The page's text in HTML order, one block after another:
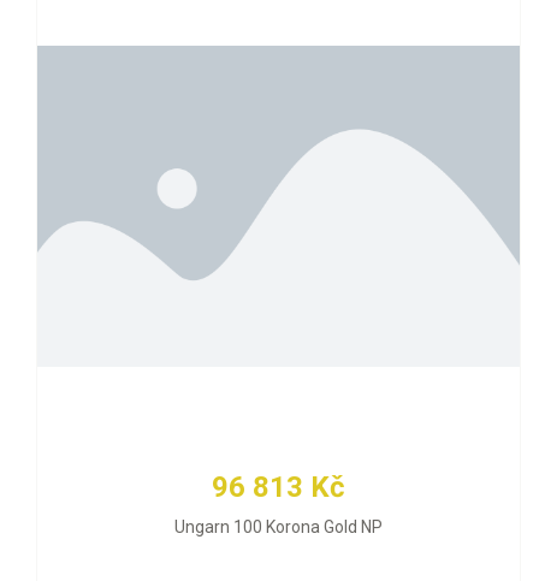
96 813 Kč
Ungarn 100 Korona Gold NP